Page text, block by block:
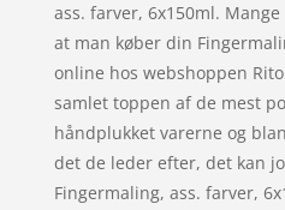
ass. farver, 6x150ml.
at man køber din
online hos webshoppen
samlet toppen af de mest
håndplukket varerne og
det de leder efter, det kan
Fingermaling, ass. farver,